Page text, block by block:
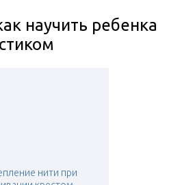
научить ребенка
нити при